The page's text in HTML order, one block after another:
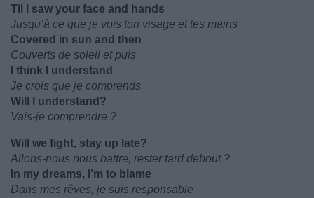
Til I saw your face and hands
Jusqu’à ce que je vois ton visage et tes mains
Covered in sun and then
Couverts de soleil et puis
I think I understand
Je crois que je comprends
Will I understand?
Vais-je comprendre ?
Will we fight, stay up late?
Allons-nous nous battre, rester tard debout ?
In my dreams, I’m to blame
Dans mes rêves, je suis responsable